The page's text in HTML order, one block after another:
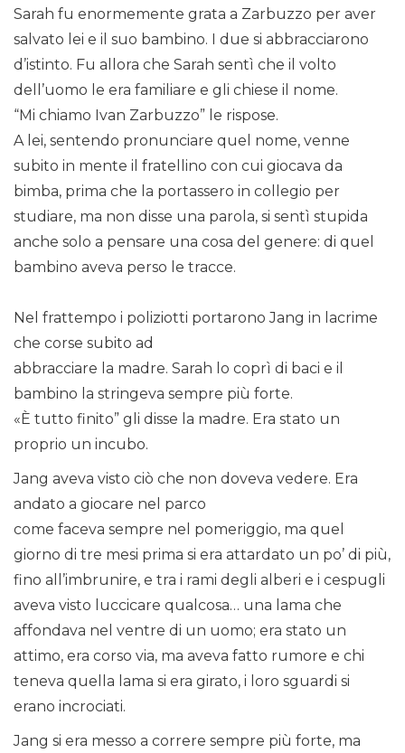
Sarah fu enormemente grata a Zarbuzzo per aver
salvato lei e il suo bambino. I due si abbracciarono
d’istinto. Fu allora che Sarah sentì che il volto
dell’uomo le era familiare e gli chiese il nome.
“Mi chiamo Ivan Zarbuzzo” le rispose.
A lei, sentendo pronunciare quel nome, venne
subito in mente il fratellino con cui giocava da
bimba, prima che la portassero in collegio per
studiare, ma non disse una parola, si sentì stupida
anche solo a pensare una cosa del genere: di quel
bambino aveva perso le tracce.
Nel frattempo i poliziotti portarono Jang in lacrime
che corse subito ad
abbracciare la madre. Sarah lo coprì di baci e il
bambino la stringeva sempre più forte.
«È tutto finito” gli disse la madre. Era stato un
proprio un incubo.
Jang aveva visto ciò che non doveva vedere. Era
andato a giocare nel parco
come faceva sempre nel pomeriggio, ma quel
giorno di tre mesi prima si era attardato un po’ di più,
fino all’imbrunire, e tra i rami degli alberi e i cespugli
aveva visto luccicare qualcosa… una lama che
affondava nel ventre di un uomo; era stato un
attimo, era corso via, ma aveva fatto rumore e chi
teneva quella lama si era girato, i loro sguardi si
erano incrociati.
Jang si era messo a correre sempre più forte, ma